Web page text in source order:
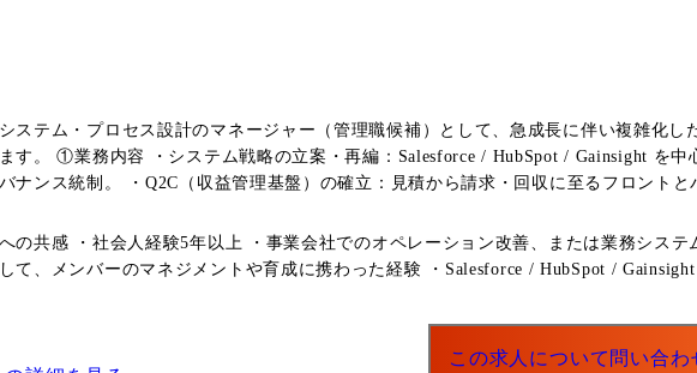
ステム・プロセス設計のマネージャー（管理職候補）として、急成長に伴い複雑化
す。 ①業務内容 ・システム戦略の立案・再編：Salesforce / HubSpot / Gainsight を
ナンス統制。 ・Q2C（収益管理基盤）の確立：見積から請求・回収に至るフロント
5名程度を想定）の技術的レビュー、および事業成果から逆算して動ける組織への育
AUTORO / Power Automate ・GAS ・AskOne ・Zoom ・BringOut ・trocco（ETL） ・
の共感 ・社会人経験5年以上 ・事業会社でのオペレーション改善、または業務シス
て、メンバーのマネジメントや育成に携わった経験 ・Salesforce / HubSpot /
この求人について問い合わ